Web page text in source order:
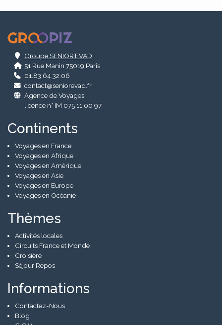
Groupe SENIOR’EVAD
51 Rue Manin 75019 Paris
01.83.64.32.06
contact@seniorevad.fr
Agence de Voyages
licence n° IM 075 11 00 97
Continents
Voyages en France
Voyages en Afrique
Voyages en Amérique
Voyages en Asie
Voyages en Europe
Voyages en Océanie
Thèmes
Activités locales
Circuits France et Monde
Croisière
Séjour Repos
Informations
Contactez-Nous
Blog